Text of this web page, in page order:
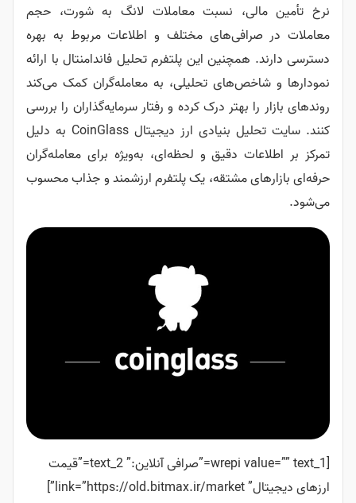
نسبت معاملات لانگ به شورت، حجم
مختلف و اطلاعات مربوط به بهره
این پلتفرم تحلیل فاندامنتال با ارائه
تحلیلی، به معامله‌گران کمک می‌کند
بهتر درک کرده و رفتار سرمایه‌گذاران را بررسی
کنند. سایت تحلیل بنیادی ارز دیجیتال CoinGlass به دلیل
دقیق و لحظه‌ای، به‌ویژه برای معامله‌گران
مشتقه، یک پلتفرم ارزشمند و جذاب محسوب
[wrepi value=”” text_1=”صرافی آنلاین:” text_2=”قیمت